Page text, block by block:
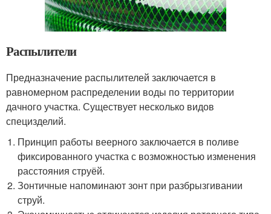
Распылители
Предназначение распылителей заключается в
равномерном распределении воды по территории
дачного участка. Существует несколько видов
специзделий.
Принцип работы веерного заключается в поливе
фиксированного участка с возможностью изменения
расстояния струёй.
Зонтичные напоминают зонт при разбрызгивании
струй.